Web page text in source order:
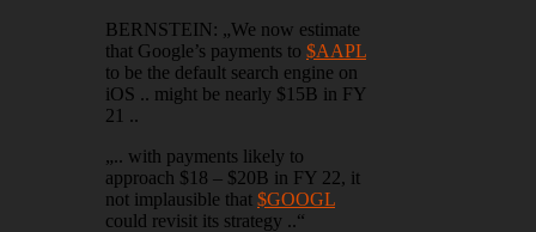
BERNSTEIN: „We now estimate
that Google’s payments to $AAPL
to be the default search engine on
iOS .. might be nearly $15B in FY
21 ..
„.. with payments likely to
approach $18 – $20B in FY 22, it
not implausible that $GOOGL
could revisit its strategy ..“